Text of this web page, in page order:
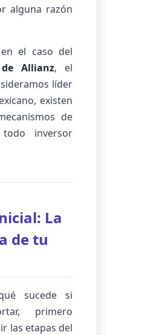
alguna razón
en el caso del
Allianz, el
líder
existen
de
inversor
La
de tu
sucede si
primero
las etapas del